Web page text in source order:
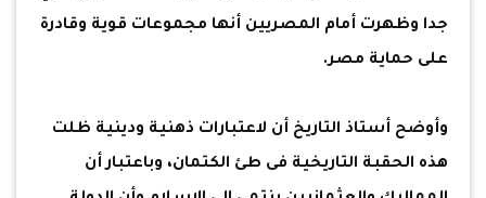
جدا وظهرت أمام المصريين أنها مجموعات قوية وقادرة
على حماية مصر.
وأوضح أستاذ التاريخ أن لاعتبارات ذهنية ودينية ظلت
هذه الحقبة التاريخية فى طئ الكتمان، وباعتبار أن